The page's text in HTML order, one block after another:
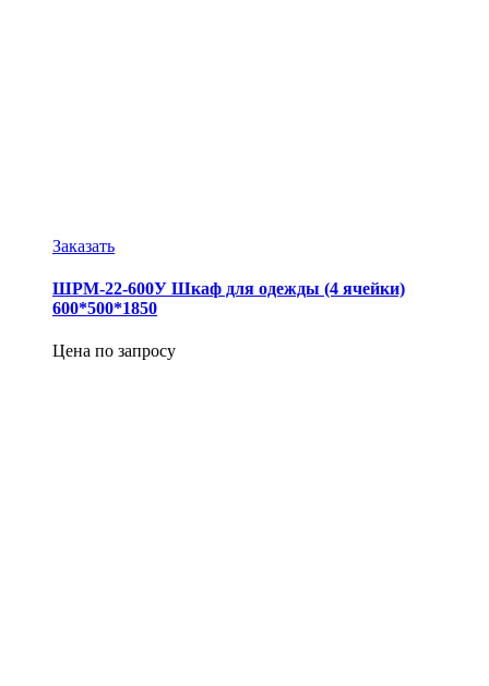
Заказать
ШРМ-22-600У Шкаф для одежды (4 ячейки)
600*500*1850
Цена по запросу